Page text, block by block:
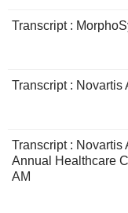
Transcript :
Transcript : Novartis
Transcript : Novartis
Annual Healthcare
AM